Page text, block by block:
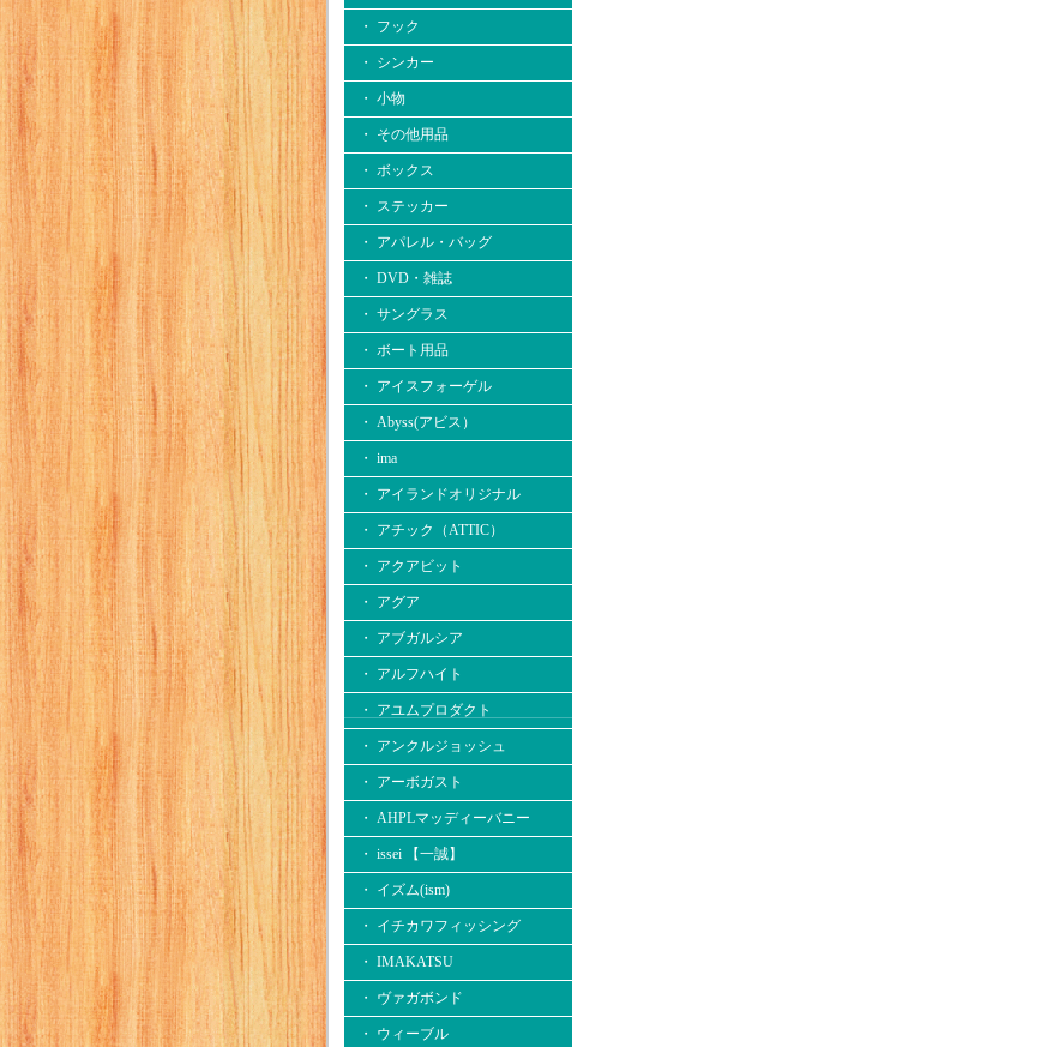
・ フック
・ シンカー
・ 小物
・ その他用品
・ ボックス
・ ステッカー
・ アパレル・バッグ
・ DVD・雑誌
・ サングラス
・ ボート用品
・ アイスフォーゲル
・ Abyss(アビス）
・ ima
・ アイランドオリジナル
・ アチック（ATTIC）
・ アクアビット
・ アグア
・ アブガルシア
・ アルフハイト
・ アユムプロダクト
・ アンクルジョッシュ
・ アーボガスト
・ AHPLマッディーバニー
・ issei 【一誠】
・ イズム(ism)
・ イチカワフィッシング
・ IMAKATSU
・ ヴァガボンド
・ ウィーブル